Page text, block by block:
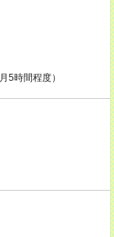
5時間程度）